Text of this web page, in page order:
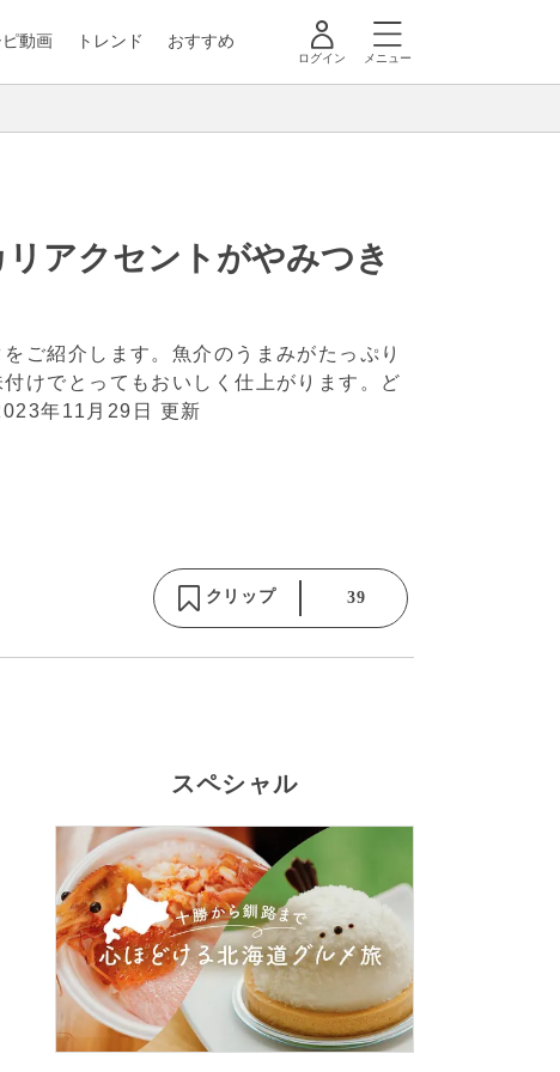
ピ動画 トレンド おすすめ
ログイン メニュー
アクセントがやみつき
ご紹介します。魚介のうまみがたっぷり
けでとってもおいしく仕上がります。ど
年11月29日 更新
クリップ 39
スペシャル